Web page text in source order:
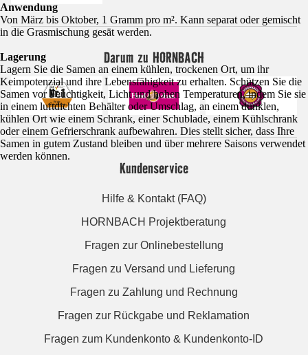
Anwendung
Von März bis Oktober, 1 Gramm pro m². Kann separat oder gemischt
in die Grasmischung gesät werden.
Lagerung
Lagern Sie die Samen an einem kühlen, trockenen Ort, um ihr
Keimpotenzial und ihre Lebensfähigkeit zu erhalten. Schützen Sie die
Samen vor Feuchtigkeit, Licht und hohen Temperaturen, indem Sie sie
in einem luftdichten Behälter oder Umschlag, an einem dunklen,
kühlen Ort wie einem Schrank, einer Schublade, einem Kühlschrank
oder einem Gefrierschrank aufbewahren. Dies stellt sicher, dass Ihre
Samen in gutem Zustand bleiben und über mehrere Saisons verwendet
werden können.
Darum zu HORNBACH
Kundenservice
Hilfe & Kontakt (FAQ)
HORNBACH Projektberatung
Fragen zur Onlinebestellung
Fragen zu Versand und Lieferung
Fragen zu Zahlung und Rechnung
Fragen zur Rückgabe und Reklamation
Fragen zum Kundenkonto & Kundenkonto-ID